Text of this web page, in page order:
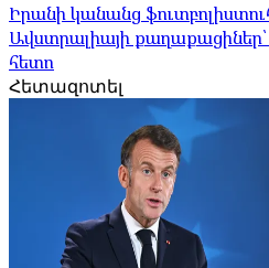
Իրանի կանանց
Ավստրալիայի
հետո
Հետազոտել